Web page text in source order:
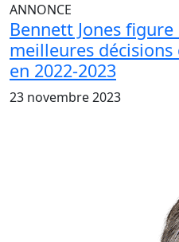
ANNONCE
Bennett Jones
meilleures
en 2022-2023
23 novembre 2023